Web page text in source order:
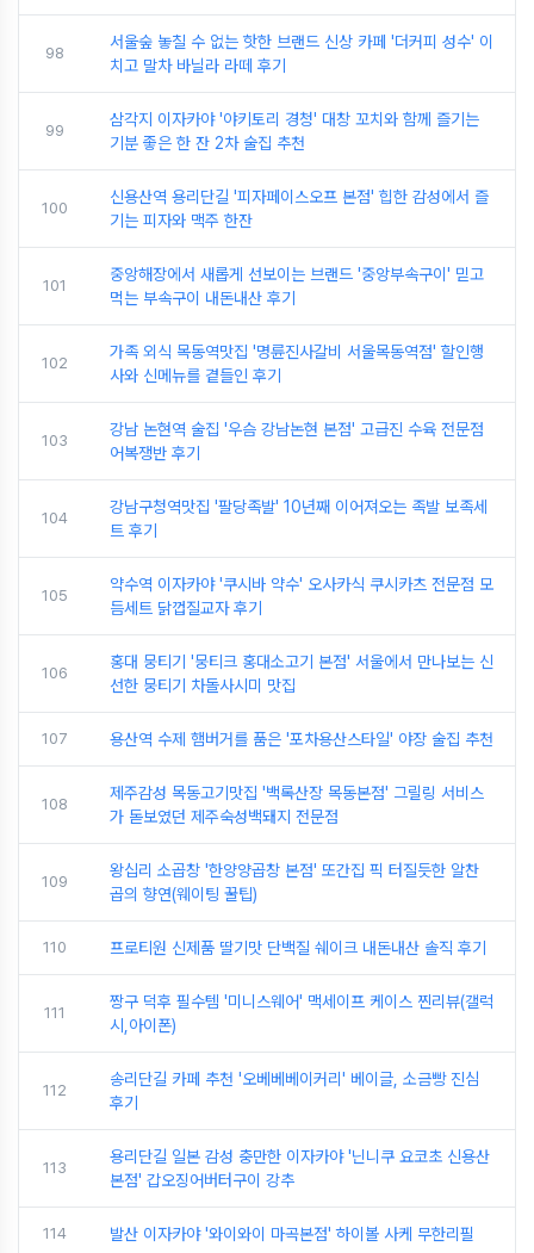
98
서울숲 놓칠 수 없는 핫한 브랜드 신상 카페 '더커피 성수' 이
치고 말차 바닐라 라떼 후기
99
삼각지 이자카야 '야키토리 경청' 대창 꼬치와 함께 즐기는
기분 좋은 한 잔 2차 술집 추천
100
신용산역 용리단길 '피자페이스오프 본점' 힙한 감성에서 즐
기는 피자와 맥주 한잔
101
중앙해장에서 새롭게 선보이는 브랜드 '중앙부속구이' 믿고
먹는 부속구이 내돈내산 후기
102
가족 외식 목동역맛집 '명륜진사갈비 서울목동역점' 할인행
사와 신메뉴를 곁들인 후기
103
강남 논현역 술집 '우슴 강남논현 본점' 고급진 수육 전문점
어복쟁반 후기
104
강남구청역맛집 '팔당족발' 10년째 이어져오는 족발 보족세
트 후기
105
약수역 이자카야 '쿠시바 약수' 오사카식 쿠시카츠 전문점 모
듬세트 닭껍질교자 후기
106
홍대 뭉티기 '뭉티크 홍대소고기 본점' 서울에서 만나보는 신
선한 뭉티기 차돌사시미 맛집
107 용산역 수제 햄버거를 품은 '포차용산스타일' 야장 술집 추천
108
제주감성 목동고기맛집 '백록산장 목동본점' 그릴링 서비스
가 돋보였던 제주숙성백돼지 전문점
109
왕십리 소곱창 '한양양곱창 본점' 또간집 픽 터질듯한 알찬
곱의 향연(웨이팅 꿀팁)
110 프로티원 신제품 딸기맛 단백질 쉐이크 내돈내산 솔직 후기
111
짱구 덕후 필수템 '미니스웨어' 맥세이프 케이스 찐리뷰(갤럭
시,아이폰)
112
송리단길 카페 추천 '오베베베이커리' 베이글, 소금빵 진심
후기
113
용리단길 일본 감성 충만한 이자카야 '닌니쿠 요코초 신용산
본점' 갑오징어버터구이 강추
114 발산 이자카야 '와이와이 마곡본점' 하이볼 사케 무한리필